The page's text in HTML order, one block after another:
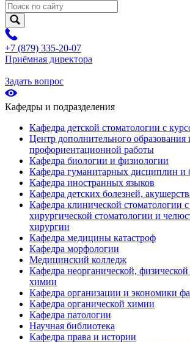
+7 (879) 335-20-07
Приёмная директора
Задать вопрос
Кафедры и подразделения
Кафедра детской стоматологии с
Центр дополнительного образования
профориентационной работы
Кафедра биологии и физиологии
Кафедра гуманитарных дисциплин и
Кафедра иностранных языков
Кафедра детских болезней,
Кафедра клинической стоматологии
хирургической стоматологии и
хирургии
Кафедра медицины катастроф
Кафедра морфологии
Медицинский колледж
Кафедра неорганической,
химии
Кафедра организации и экономики
Кафедра органической химии
Кафедра патологии
Научная библиотека
Кафедра права и истории